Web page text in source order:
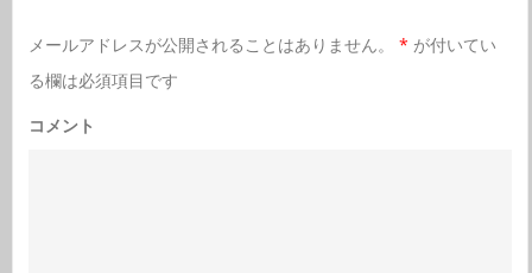
メールアドレスが公開されることはありません。 * が付いてい
る欄は必須項目です
コメント